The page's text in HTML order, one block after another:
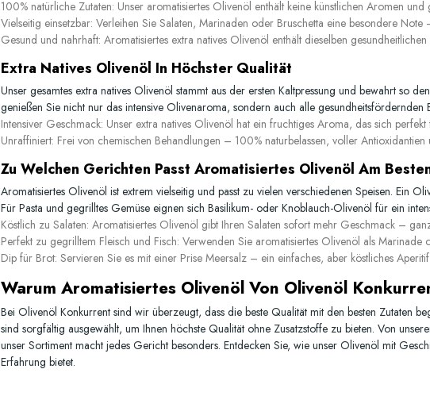
100% natürliche Zutaten: Unser aromatisiertes Olivenöl enthält keine künstlichen Aromen
Vielseitig einsetzbar: Verleihen Sie Salaten, Marinaden oder Bruschetta eine besondere
Gesund und nahrhaft: Aromatisiertes extra natives Olivenöl enthält dieselben
Extra Natives Olivenöl In Höchster Qualität
Unser gesamtes extra natives Olivenöl stammt aus der ersten Kaltpressung und bewahrt so
genießen Sie nicht nur das intensive Olivenaroma, sondern auch alle gesundheitsfördernden
Intensiver Geschmack: Unser extra natives Olivenöl hat ein fruchtiges Aroma, das sich
Unraffiniert: Frei von chemischen Behandlungen – 100% naturbelassen, voller Antioxidantien
Zu Welchen Gerichten Passt Aromatisiertes Olivenöl Am
Aromatisiertes Olivenöl ist extrem vielseitig und passt zu vielen verschiedenen Speisen. Ein
Für Pasta und gegrilltes Gemüse eignen sich Basilikum- oder Knoblauch-Olivenöl für ein
Köstlich zu Salaten: Aromatisiertes Olivenöl gibt Ihren Salaten sofort mehr Geschmack –
Perfekt zu gegrilltem Fleisch und Fisch: Verwenden Sie aromatisiertes Olivenöl als Marinade
Dip für Brot: Servieren Sie es mit einer Prise Meersalz – ein einfaches, aber köstliches
Warum Aromatisiertes Olivenöl Von Olivenöl
Bei Olivenöl Konkurrent sind wir überzeugt, dass die beste Qualität mit den besten Zutaten
sind sorgfältig ausgewählt, um Ihnen höchste Qualität ohne Zusatzstoffe zu bieten. Von
unser Sortiment macht jedes Gericht besonders. Entdecken Sie, wie unser Olivenöl mit
Erfahrung bietet.